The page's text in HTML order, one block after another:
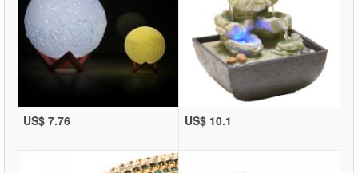
US$ 7.76 US$ 10.1